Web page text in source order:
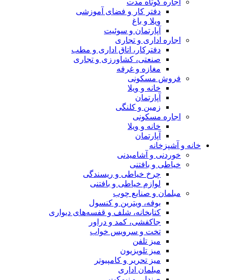
اجاره کوتاه مدت
دفتر کار و فضای آموزشی
ویلا و باغ
آپارتمان و سوئیت
اجاره اداری و تجاری
دفترکار، اتاق اداری و مطب
صنعتی، کشاورزی و تجاری
مغازه و غرفه
فروش مسکونی
خانه و ویلا
آپارتمان
زمین و کلنگی
اجاره مسکونی
خانه و ویلا
آپارتمان
خانه و آشپزخانه
خوردنی و آشامیدنی
خیاطی و بافتنی
چرخ خیاطی و ریسندگی
لوازم خیاطی و بافتنی
مبلمان و صنایع چوب
بوفه، ویترین و کنسول
کتابخانه، شلف و قفسه‌های دیواری
جاکفشی، کمد و دراور
تخت و سرویس خواب
میز تلفن
میز تلویزیون
میز تحریر و کامپیوتر
مبلمان اداری